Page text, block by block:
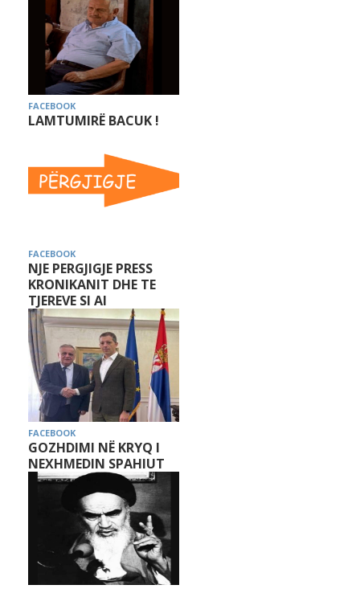
FACEBOOK
LAMTUMIRË BACUK !
FACEBOOK
NJE PERGJIGJE PRESS
KRONIKANIT DHE TE
TJEREVE SI AI
FACEBOOK
GOZHDIMI NË KRYQ I
NEXHMEDIN SPAHIUT